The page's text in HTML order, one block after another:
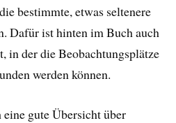
bestimmte, etwas seltenere
Dafür ist hinten im Buch auch
in der die Beobachtungsplätze
werden können.
gute Übersicht über